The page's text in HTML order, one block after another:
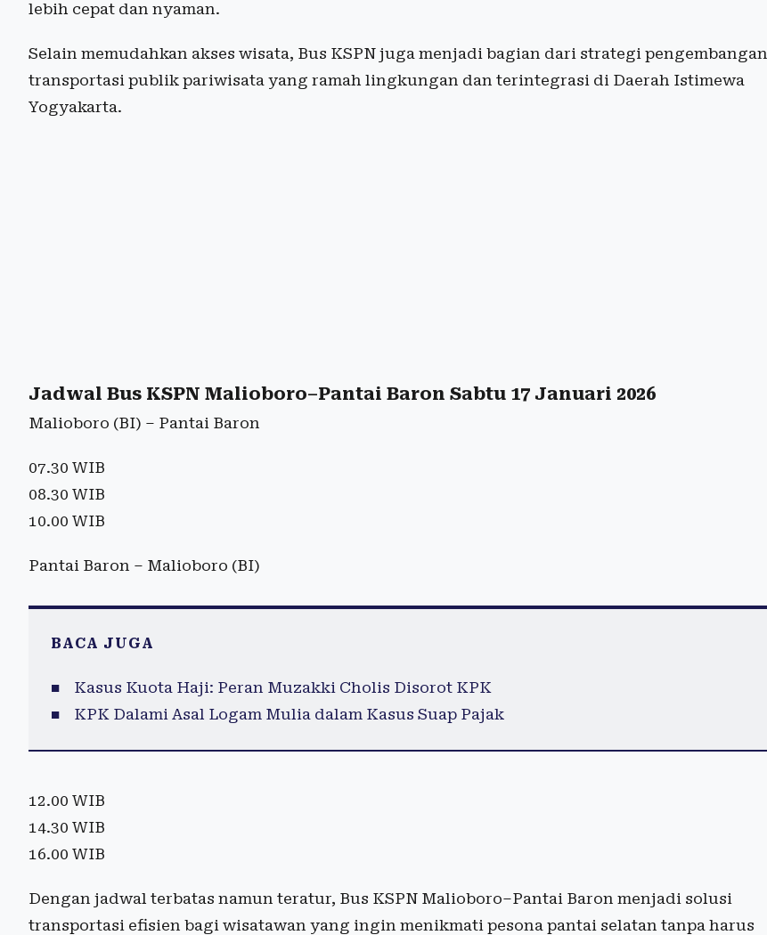
lebih cepat dan nyaman.
Selain memudahkan akses wisata, Bus KSPN juga menjadi bagian dari strategi pengembangan
transportasi publik pariwisata yang ramah lingkungan dan terintegrasi di Daerah Istimewa
Yogyakarta.
Jadwal Bus KSPN Malioboro–Pantai Baron Sabtu 17 Januari 2026
Malioboro (BI) – Pantai Baron
07.30 WIB
08.30 WIB
10.00 WIB
Pantai Baron – Malioboro (BI)
BACA JUGA
Kasus Kuota Haji: Peran Muzakki Cholis Disorot KPK
KPK Dalami Asal Logam Mulia dalam Kasus Suap Pajak
12.00 WIB
14.30 WIB
16.00 WIB
Dengan jadwal terbatas namun teratur, Bus KSPN Malioboro–Pantai Baron menjadi solusi
transportasi efisien bagi wisatawan yang ingin menikmati pesona pantai selatan tanpa harus